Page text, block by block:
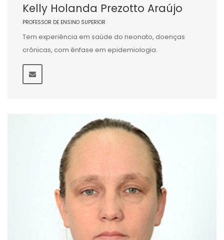
Kelly Holanda Prezotto Araújo
PROFESSOR DE ENSINO SUPERIOR
Tem experiência em saúde do neonato, doenças
crônicas, com ênfase em epidemiologia.